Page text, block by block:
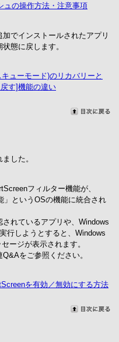
ュの操作方法・注意事項
でインストールされたアプリ
態に戻します。
ューモード)のリカバリーと
す]機能の違い
した。
フィルター機能が、
」というOSの機能に統合され
れているアプリや、Windows
行しようとすると、Windows
ージが表示されます。
をご参照ください。
を有効／無効にする方法